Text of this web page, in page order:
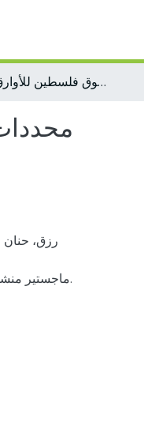
محددات قرارت صغار المستثمرين في سوق فلسطين للأوارق المالية
ماجستير